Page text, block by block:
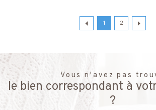
1 2
Vous n'avez pas
le bien correspondant à
?